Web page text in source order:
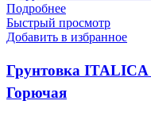
Подробнее
Быстрый просмотр
Добавить в избранное
Грунтовка
Горючая